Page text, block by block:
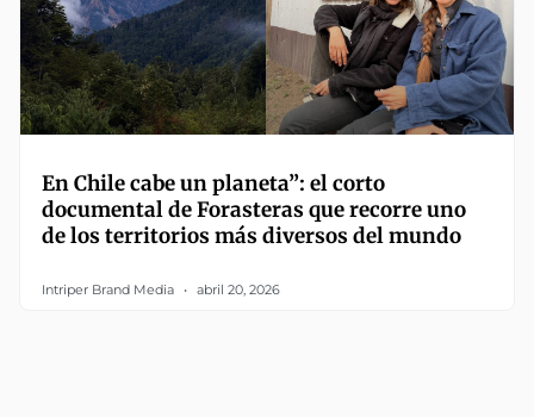
En Chile cabe un planeta”: el corto
documental de Forasteras que recorre uno
de los territorios más diversos del mundo
Intriper Brand Media abril 20, 2026